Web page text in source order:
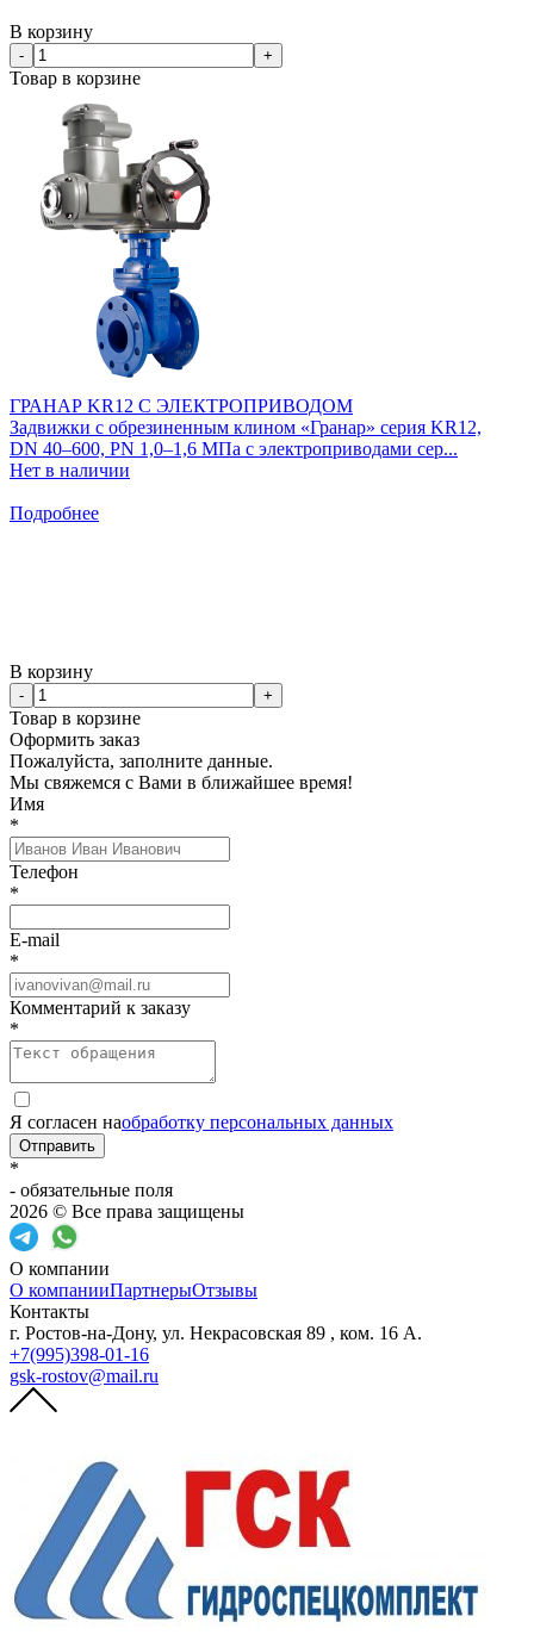
В корзину
- +
Товар в корзине
ГРАНАР KR12 С ЭЛЕКТРОПРИВОДОМ
Задвижки с обрезиненным клином «Гранар» серия KR12,
DN 40–600, PN 1,0–1,6 МПа с электроприводами сер...
Нет в наличии
Подробнее
В корзину
- +
Товар в корзине
Оформить заказ
Пожалуйста, заполните данные.
Мы свяжемся с Вами в ближайшее время!
Имя
*
Телефон
*
E-mail
*
Комментарий к заказу
*
Я согласен наобработку персональных данных
Отправить
*
- обязательные поля
2026 © Все права защищены
О компании
О компанииПартнерыОтзывы
Контакты
г. Ростов-на-Дону, ул. Некрасовская 89 , ком. 16 А.
+7(995)398-01-16
gsk-rostov@mail.ru